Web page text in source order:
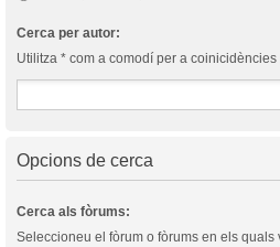
Cerca per autor:
Utilitza * com a comodí per a coinicidències
Opcions de cerca
Cerca als fòrums:
Seleccioneu el fòrum o fòrums en els